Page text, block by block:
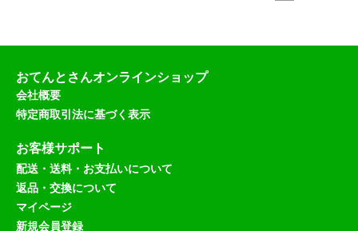
おてんとさんオンラインショップ
会社概要
特定商取引法に基づく表示
お客様サポート
配送・送料・お支払いについて
返品・交換について
マイページ
新規会員登録